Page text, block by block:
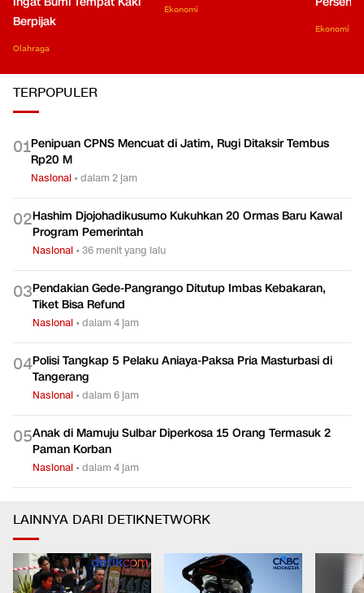
Berpijak
Olahraga
Ekonomi
Ekonomi
TERPOPULER
01Penipuan CPNS Mencuat di Jatim, Rugi Ditaksir Tembus
Rp20 M
Nasional •dalam 2 jam
02Hashim Djojohadikusumo Kukuhkan 20 Ormas Baru Kawal
Program Pemerintah
Nasional •36 menit yang lalu
03Pendakian Gede-Pangrango Ditutup Imbas Kebakaran,
Tiket Bisa Refund
Nasional •dalam 4 jam
04Polisi Tangkap 5 Pelaku Aniaya-Paksa Pria Masturbasi di
Tangerang
Nasional •dalam 6 jam
05Anak di Mamuju Sulbar Diperkosa 15 Orang Termasuk 2
Paman Korban
Nasional •dalam 4 jam
LAINNYA DARI DETIKNETWORK